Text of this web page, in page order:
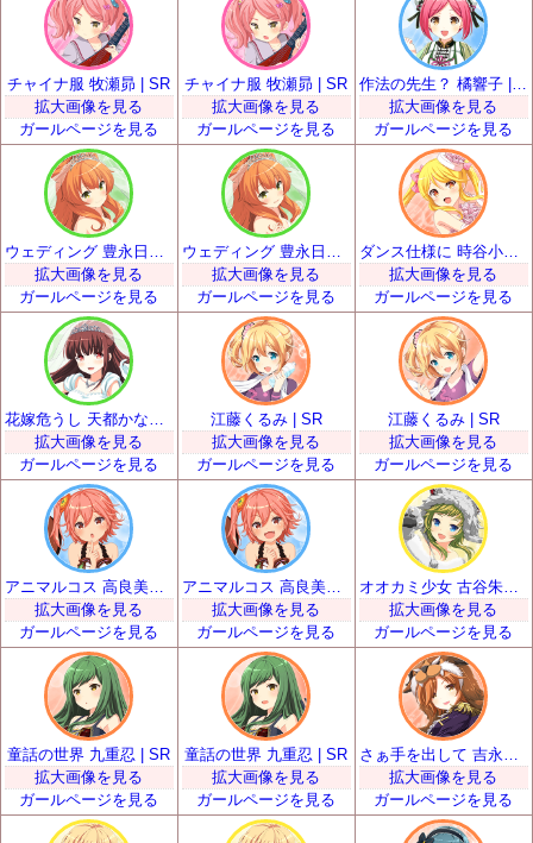
チャイナ服 牧瀬昴 | SR
拡大画像を見る
ガールページを見る
チャイナ服 牧瀬昴 | SR
拡大画像を見る
ガールページを見る
作法の先生？ 橘響子 | SR
拡大画像を見る
ガールページを見る
拡大画像を見る
ガールページを見る
拡大画像を見る
ガールページを見る
ダンス仕様に 時谷小瑠璃 | SR
拡大画像を見る
ガールページを見る
拡大画像を見る
ガールページを見る
江藤くるみ | SR
拡大画像を見る
ガールページを見る
江藤くるみ | SR
拡大画像を見る
ガールページを見る
拡大画像を見る
ガールページを見る
アニマルコス 高良美空 | SR
拡大画像を見る
ガールページを見る
オオカミ少女 古谷朱里 | SR
拡大画像を見る
ガールページを見る
童話の世界 九重忍 | SR
拡大画像を見る
ガールページを見る
童話の世界 九重忍 | SR
拡大画像を見る
ガールページを見る
拡大画像を見る
ガールページを見る